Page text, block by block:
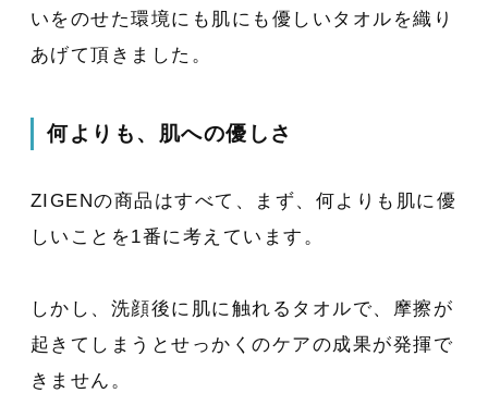
いをのせた環境にも肌にも優しいタオルを織り
あげて頂きました。
何よりも、肌への優しさ
ZIGENの商品はすべて、まず、何よりも肌に優
しいことを1番に考えています。
しかし、洗顔後に肌に触れるタオルで、摩擦が
起きてしまうとせっかくのケアの成果が発揮で
きません。